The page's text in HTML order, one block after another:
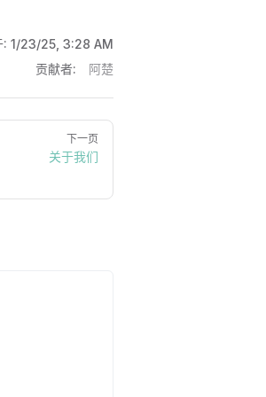
: 1/23/25, 3:28 AM
贡献者:
阿楚
下一页
关于我们